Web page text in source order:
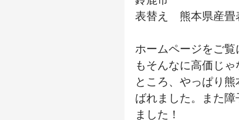
表替え　熊本県産畳
ホームページをご
もそんなに高価じ
ところ、やっぱり
ばれました。また
ました！